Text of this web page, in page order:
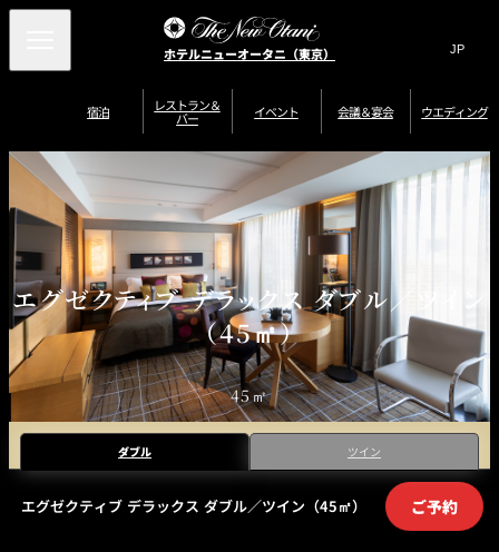
ホテルニューオータニ（東京） Search
サ
ト
検
索
閉
言
替
メ
ニ
JP(日本語)
Select Language
宿泊
ゼクティブハ
ウス 禅 ザ・メイン
ニューオータニ・
ガーデンタワー スイートのご案内
客室一覧 宿泊プラン一覧 サービスガイド ルームサービス
ルニューオー
サービスア
ートメント 朝食のご案内
宿泊者限定
ディナ ーご優待
のご案内
誕生日や記念日の
お祝いに
レストラン＆
バー
ご案内
ソムリエ 個室のご案内
ご家族で楽し
む小個室
ビュッフェ
VIEW & DINING
THE SKY
タワーレスト
ラン
ガーデンラウ
ンジ
トレーダーヴ
ィックス 東京
スイーツ
パティスリー
SATSUKI
ピエール・エ
ルメ・パリ
トゥールダル トレーダーヴ ベッラ・ヴィ
ガンシップ
イベント 会議＆宴会
会
議
＆
宴
会
宴会場一覧 プラン一覧
宴会ご予約・お問
合せフォーム
ウエディング
ィ
ン
グ
ウエディングスタ
イル
ムービー
SUPER-
TOKYO
ホテルへのアクセ
ス
エグゼクティブ デラックス ダブル／ツイン
（45㎡）
45㎡
ダブル ツイン
エグゼクティブ デラックス ダブル／ツイン（45㎡） ご予約